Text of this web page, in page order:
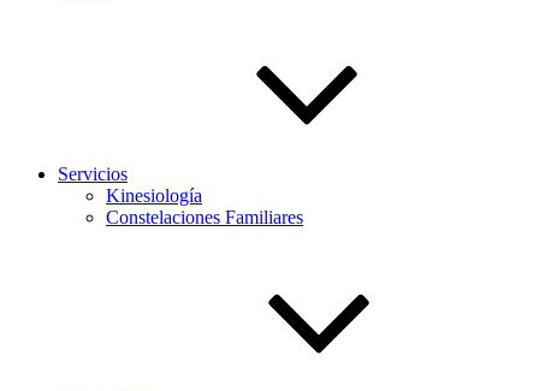
Servicios
Kinesiología
Constelaciones Familiares